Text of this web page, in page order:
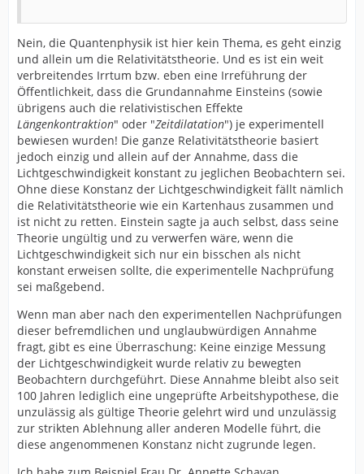
Nein, die Quantenphysik ist hier kein Thema, es geht einzig
und allein um die Relativitätstheorie. Und es ist ein weit
verbreitendes Irrtum bzw. eben eine Irreführung der
Öffentlichkeit, dass die Grundannahme Einsteins (sowie
übrigens auch die relativistischen Effekte
Längenkontraktion" oder "Zeitdilatation") je experimentell
bewiesen wurden! Die ganze Relativitätstheorie basiert
jedoch einzig und allein auf der Annahme, dass die
Lichtgeschwindigkeit konstant zu jeglichen Beobachtern sei.
Ohne diese Konstanz der Lichtgeschwindigkeit fällt nämlich
die Relativitätstheorie wie ein Kartenhaus zusammen und
ist nicht zu retten. Einstein sagte ja auch selbst, dass seine
Theorie ungültig und zu verwerfen wäre, wenn die
Lichtgeschwindigkeit sich nur ein bisschen als nicht
konstant erweisen sollte, die experimentelle Nachprüfung
sei maßgebend.
Wenn man aber nach den experimentellen Nachprüfungen
dieser befremdlichen und unglaubwürdigen Annahme
fragt, gibt es eine Überraschung: Keine einzige Messung
der Lichtgeschwindigkeit wurde relativ zu bewegten
Beobachtern durchgeführt. Diese Annahme bleibt also seit
100 Jahren lediglich eine ungeprüfte Arbeitshypothese, die
unzulässig als gültige Theorie gelehrt wird und unzulässig
zur strikten Ablehnung aller anderen Modelle führt, die
diese angenommenen Konstanz nicht zugrunde legen.